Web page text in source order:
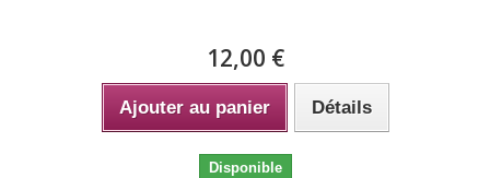
12,00 €
Ajouter au panier Détails
Disponible